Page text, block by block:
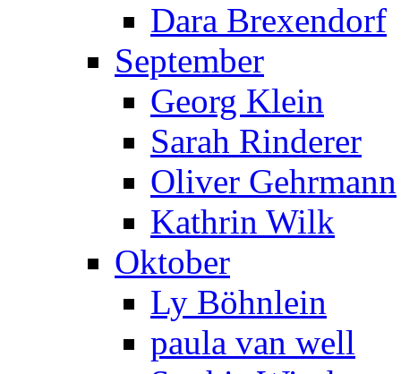
Dara Brexendorf
September
Georg Klein
Sarah Rinderer
Oliver Gehrmann
Kathrin Wilk
Oktober
Ly Böhnlein
paula van well